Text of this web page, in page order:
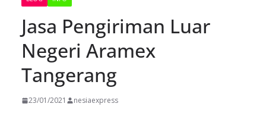
Jasa Pengiriman Luar
Negeri Aramex
Tangerang
23/01/2021 nesiaexpress